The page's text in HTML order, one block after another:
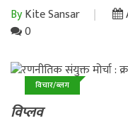
ByKite Sansar
0
विचार/ब्लग
विप्लव